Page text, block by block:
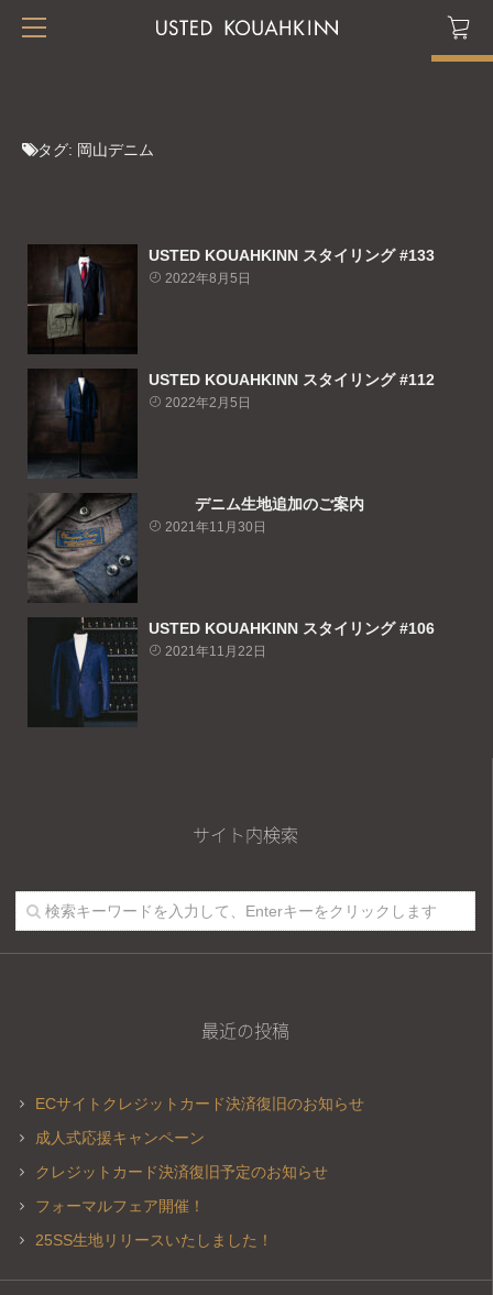
タグ: 岡山デニム
USTED KOUAHKINN スタイリング #133
2022年8月5日
USTED KOUAHKINN スタイリング #112
2022年2月5日
デニム生地追加のご案内
2021年11月30日
USTED KOUAHKINN スタイリング #106
2021年11月22日
サイト内検索
最近の投稿
ECサイトクレジットカード決済復旧のお知らせ
成人式応援キャンペーン
クレジットカード決済復旧予定のお知らせ
フォーマルフェア開催！
25SS生地リリースいたしました！